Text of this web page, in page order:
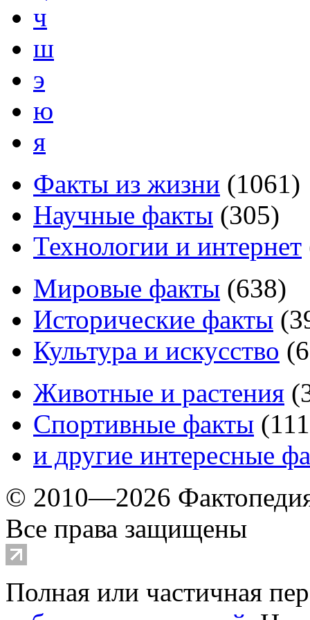
ч
ш
э
ю
я
Факты из жизни (1061)
Научные факты (305)
Технологии и интернет
Мировые факты (638)
Исторические факты (
Культура и искусство (
Животные и растения (
Спортивные факты (111
и другие интересные
© 2010—2026
Все права защищены
Полная или частичная